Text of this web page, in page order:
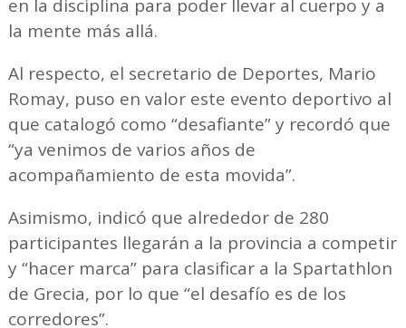
en la disciplina para poder llevar al cuerpo y a
la mente más allá.
Al respecto, el secretario de Deportes, Mario
Romay, puso en valor este evento deportivo al
que catalogó como “desafiante” y recordó que
“ya venimos de varios años de
acompañamiento de esta movida”.
Asimismo, indicó que alrededor de 280
participantes llegarán a la provincia a competir
y “hacer marca” para clasificar a la Spartathlon
de Grecia, por lo que “el desafío es de los
corredores”.